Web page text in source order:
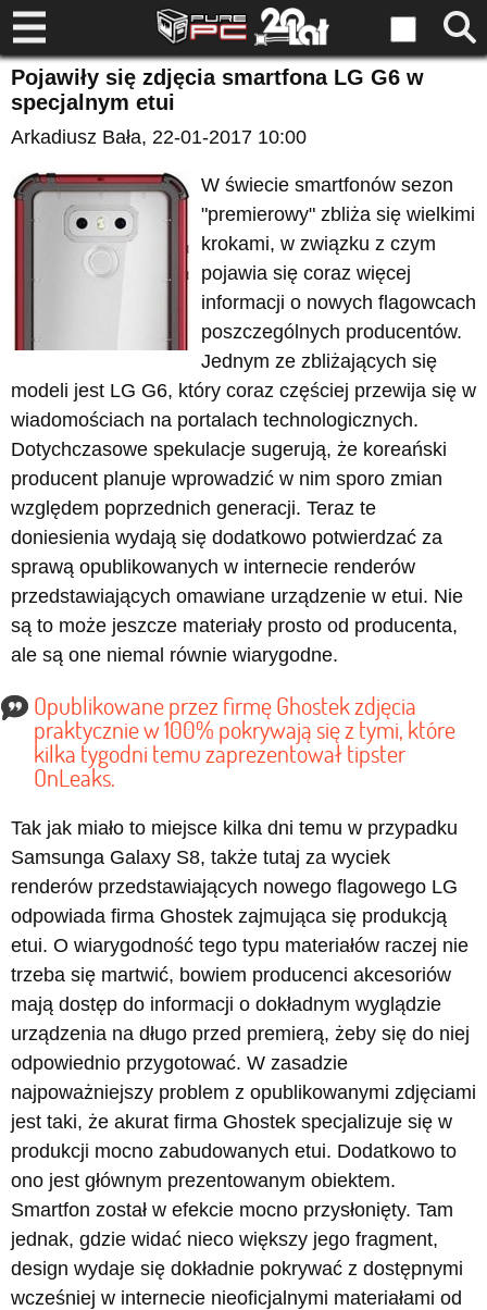
Pojawiły się zdjęcia smartfona LG G6 w
specjalnym etui
Arkadiusz Bała, 22-01-2017 10:00
W świecie smartfonów sezon
"premierowy" zbliża się wielkimi
krokami, w związku z czym
pojawia się coraz więcej
informacji o nowych flagowcach
poszczególnych producentów.
Jednym ze zbliżających się
modeli jest LG G6, który coraz częściej przewija się w
wiadomościach na portalach technologicznych.
Dotychczasowe spekulacje sugerują, że koreański
producent planuje wprowadzić w nim sporo zmian
względem poprzednich generacji. Teraz te
doniesienia wydają się dodatkowo potwierdzać za
sprawą opublikowanych w internecie renderów
przedstawiających omawiane urządzenie w etui. Nie
są to może jeszcze materiały prosto od producenta,
ale są one niemal równie wiarygodne.
Opublikowane przez firmę Ghostek zdjęcia
praktycznie w 100% pokrywają się z tymi, które
kilka tygodni temu zaprezentował tipster
OnLeaks.
Tak jak miało to miejsce kilka dni temu w przypadku
Samsunga Galaxy S8, także tutaj za wyciek
renderów przedstawiających nowego flagowego LG
odpowiada firma Ghostek zajmująca się produkcją
etui. O wiarygodność tego typu materiałów raczej nie
trzeba się martwić, bowiem producenci akcesoriów
mają dostęp do informacji o dokładnym wyglądzie
urządzenia na długo przed premierą, żeby się do niej
odpowiednio przygotować. W zasadzie
najpoważniejszy problem z opublikowanymi zdjęciami
jest taki, że akurat firma Ghostek specjalizuje się w
produkcji mocno zabudowanych etui. Dodatkowo to
ono jest głównym prezentowanym obiektem.
Smartfon został w efekcie mocno przysłonięty. Tam
jednak, gdzie widać nieco większy jego fragment,
design wydaje się dokładnie pokrywać z dostępnymi
wcześniej w internecie nieoficjalnymi materiałami od